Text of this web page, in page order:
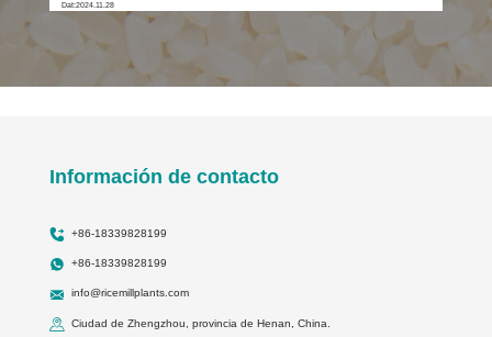
Dat:2024.11.28
Información de contacto
+86-18339828199
+86-18339828199
info@ricemillplants.com
Ciudad de Zhengzhou, provincia de Henan, China.